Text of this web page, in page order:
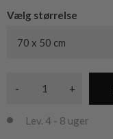
Vælg størrelse
70 x 50 cm
- +
Lev. 4 - 8 uger